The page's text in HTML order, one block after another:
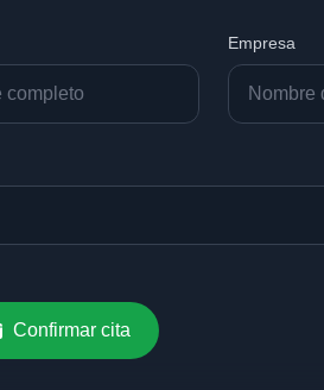
Empresa
Confirmar cita